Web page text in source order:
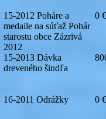
15-2012 Poháre a
medaile na súťaž Pohár
starostu obce Zázrivá
2012
0 €
15-2013 Dávka
dreveného šindľa
16-2011 Odrážky 0 €